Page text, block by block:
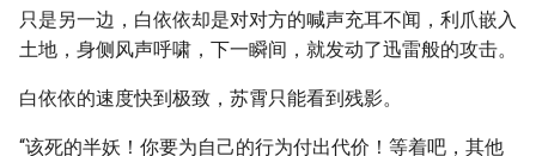
只是另一边，白依依却是对对方的喊声充耳不闻，利爪嵌入
土地，身侧风声呼啸，下一瞬间，就发动了迅雷般的攻击。
白依依的速度快到极致，苏霄只能看到残影。
“该死的半妖！你要为自己的行为付出代价！等着吧，其他